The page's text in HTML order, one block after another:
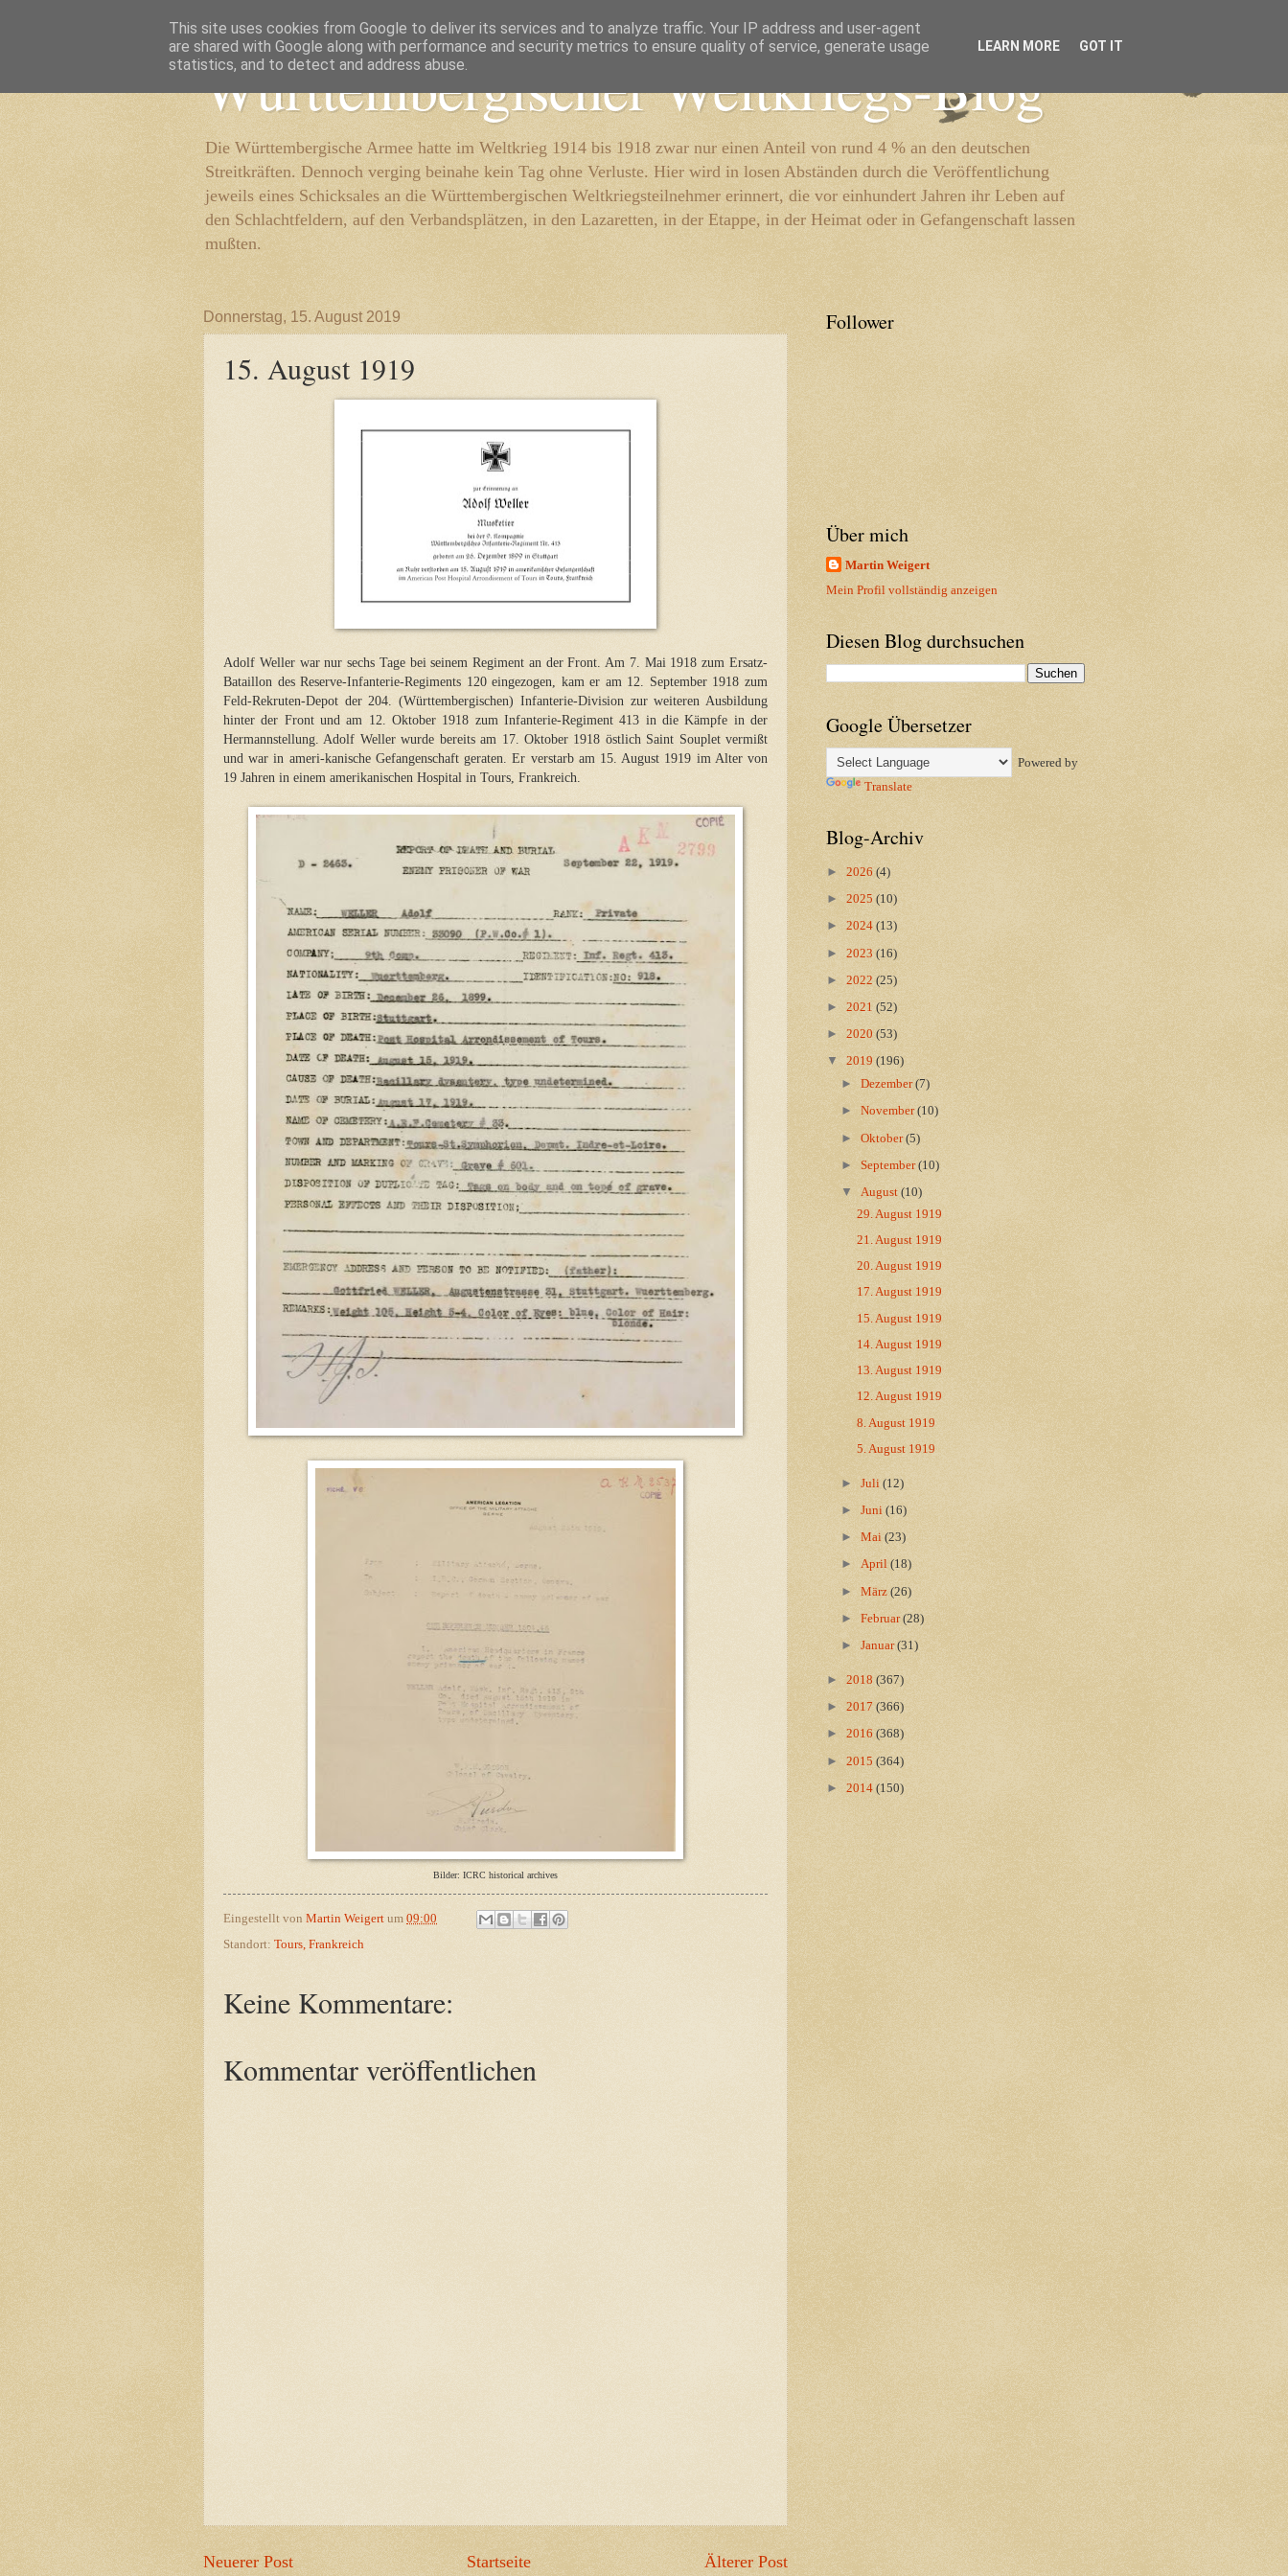
Württembergischer Weltkriegs-Blog
Die Württembergische Armee hatte im Weltkrieg 1914 bis 1918 zwar nur einen Anteil von rund 4 % an den deutschen
Streitkräften. Dennoch verging beinahe kein Tag ohne Verluste. Hier wird in losen Abständen durch die Veröffentlichung
jeweils eines Schicksales an die Württembergischen Weltkriegsteilnehmer erinnert, die vor einhundert Jahren ihr Leben auf
den Schlachtfeldern, auf den Verbandsplätzen, in den Lazaretten, in der Etappe, in der Heimat oder in Gefangenschaft lassen
mußten.
Donnerstag, 15. August 2019
15. August 1919
Adolf Weller war nur sechs Tage bei seinem Regiment an der Front. Am 7. Mai 1918 zum Ersatz-
Bataillon des Reserve-Infanterie-Regiments 120 eingezogen, kam er am 12. September 1918 zum
Feld-Rekruten-Depot der 204. (Württembergischen) Infanterie-Division zur weiteren Ausbildung
hinter der Front und am 12. Oktober 1918 zum Infanterie-Regiment 413 in die Kämpfe in der
Hermannstellung. Adolf Weller wurde bereits am 17. Oktober 1918 östlich Saint Souplet vermißt
und war in ameri-kanische Gefangenschaft geraten. Er verstarb am 15. August 1919 im Alter von
19 Jahren in einem amerikanischen Hospital in Tours, Frankreich.
Bilder: ICRC historical archives
Eingestellt von Martin Weigert um 09:00
Standort: Tours, Frankreich
Keine Kommentare:
Kommentar veröffentlichen
Neuerer Post Älterer Post
Startseite
Follower
Über mich
Martin Weigert
Mein Profil vollständig anzeigen
Diesen Blog durchsuchen
Google Übersetzer
Powered by
Translate
Blog-Archiv
► 2026 (4)
► 2025 (10)
► 2024 (13)
► 2023 (16)
► 2022 (25)
► 2021 (52)
► 2020 (53)
▼ 2019 (196)
►Dezember(7)
►November(10)
►Oktober(5)
► September(10)
▼August(10)
29. August 1919
21. August 1919
20. August 1919
17. August 1919
15. August 1919
14. August 1919
13. August 1919
12. August 1919
8. August 1919
5. August 1919
►Juli(12)
►Juni(16)
►Mai(23)
►April(18)
►März(26)
►Februar(28)
►Januar(31)
► 2018 (367)
► 2017 (366)
► 2016 (368)
► 2015 (364)
► 2014 (150)
This site uses cookies from Google to deliver its services and to analyze traffic. Your IP address and user-agent
are shared with Google along with performance and security metrics to ensure quality of service, generate usage
statistics, and to detect and address abuse.
LEARN MORE GOT IT